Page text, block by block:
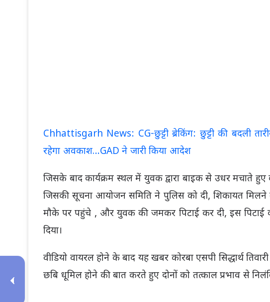
Chhattisgarh News: CG-छुट्टी ब्रेकिंग: छुट्टी की बदली
रहेगा अवकाश…GAD ने जारी किया आदेश
जिसके बाद कार्यक्रम स्थल में युवक द्वारा बाइक से उधर मचाते हुए
जिसकी सूचना आयोजन समिति ने पुलिस को दी, शिकायत
मौके पर पहुंचे , और युवक की जमकर पिटाई कर दी, इस पिटाई
दिया।
वीडियो वायरल होने के बाद यह खबर कोरबा एसपी सिद्धार्थ
छबि धूमिल होने की बात करते हुए दोनों को तत्काल प्रभाव से